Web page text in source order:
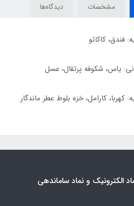
مشخصات دیدگاه‌ها
فندق، کاکائو
یاس، شکوفه پرتقال، عسل
کهربا، کارامل، خزه بلوط عطر ماندگار
الکترونیک و نماد ساماندهی